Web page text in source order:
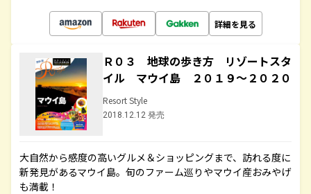
詳細を見る
Ｒ０３ 地球の歩き方 リゾートスタ
イル マウイ島 ２０１９～２０２０
Resort Style
2018.12.12 発売
大自然から感度の高いグルメ＆ショッピングまで、訪れる度に
新発見があるマウイ島。旬のファーム巡りやマウイ産おみやげ
も満載！